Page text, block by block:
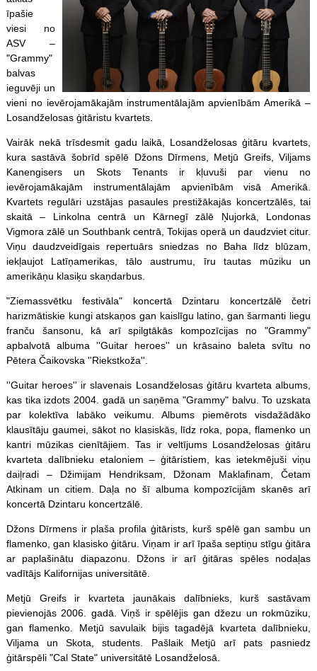
īpašie
viesi no
ASV –
"Grammy"
balvas
ieguvēji un
vieni no ievērojamākajām instrumentālajām apvienībām Amerikā –
Losandželosas ģitāristu kvartets.
Vairāk nekā trīsdesmit gadu laikā, Losandželosas ģitāru kvartets,
kura sastāvā šobrīd spēlē Džons Dīrmens, Metjū Greifs, Viljams
Kanengisers un Skots Tenants ir kļuvuši par vienu no
ievērojamākajām instrumentālajām apvienībām visā Amerikā.
Kvartets regulāri uzstājas pasaules prestižākajās koncertzālēs, tai
skaitā – Linkolna centrā un Kārnegī zālē Ņujorkā, Londonas
Vigmora zālē un Southbank centrā, Tokijas operā un daudzviet citur.
Viņu daudzveidīgais repertuārs sniedzas no Baha līdz blūzam,
iekļaujot Latīņamerikas, tālo austrumu, īru tautas mūziku un
amerikāņu klasiķu skaņdarbus.
"Ziemassvētku festivāla" koncertā Dzintaru koncertzālē četri
harizmātiskie kungi atskaņos gan kaislīgu latino, gan šarmanti liegu
franču šansonu, kā arī spilgtākās kompozīcijas no "Grammy"
apbalvotā albuma ''Guitar heroes'' un krāsaino baleta svītu no
Pētera Čaikovska ''Riekstkoža''.
''Guitar heroes'' ir slavenais Losandželosas ģitāru kvarteta albums,
kas tika izdots 2004. gadā un saņēma "Grammy" balvu. To uzskata
par kolektīva labāko veikumu. Albums piemērots visdažādāko
klausītāju gaumei, sākot no klasiskās, līdz roka, popa, flamenko un
kantri mūzikas cienītājiem. Tas ir veltījums Losandželosas ģitāru
kvarteta dalībnieku etaloniem – ģitāristiem, kas ietekmējuši viņu
daiļradi – Džimijam Hendriksam, Džonam Maklafinam, Četam
Atkinam un citiem. Daļa no šī albuma kompozīcijām skanēs arī
koncertā Dzintaru koncertzālē.
Džons Dīrmens ir plaša profila ģitārists, kurš spēlē gan sambu un
flamenko, gan klasisko ģitāru. Viņam ir arī īpaša septiņu stīgu ģitāra
ar paplašinātu diapazonu. Džons ir arī ģitāras spēlesnodaļas
vadītājs Kalifornijas universitātē.
Metjū Greifs ir kvarteta jaunākais dalībnieks, kurš sastāvam
pievienojās 2006. gadā. Viņš ir spēlējis gan džezu un rokmūziku,
gan flamenko. Metjū savulaik bijis tagadējā kvarteta dalībnieku,
Viljama un Skota, students. Pašlaik Metjū arī pats pasniedz
ģitārspēli "Cal State" universitātē Losandželosā.